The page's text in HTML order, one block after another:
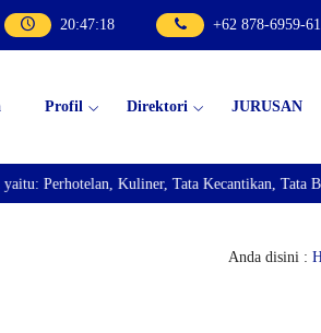
20:47:19 +62 878-6959-
Profil Direktori JURUSAN
Kuliner, Tata Kecantikan, Tata
Anda disini :